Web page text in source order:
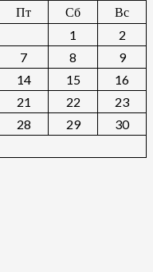
Пт Сб
Вс
1
2
7 8
9
14 15
16
21 22
23
28 29
30